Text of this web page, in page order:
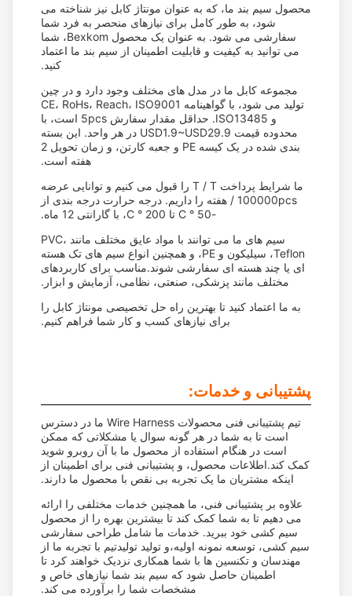
محصول سیم بند ما، که به عنوان مونتاژ کابل نیز شناخته می
شود، به طور کامل برای نیازهای منحصر به فرد شما
سفارشی می شود. به عنوان یک محصول Bexkom، شما
می توانید به کیفیت و قابلیت اطمینان از سیم بند ما اعتماد
مجموعه کابل ما در مدل های مختلف وجود دارد و در چین
تولید می شود، با گواهینامه CE، RoHs، Reach، ISO9001
و ISO13485. حداقل مقدار سفارش 5pcs است، با
محدوده قیمت USD1.9~USD29.9 در هر واحد. این بسته
بندی شده در یک کیسه PE و جعبه کارتن، و زمان تحویل 2
هفته است.
ما شرایط پرداخت T / T را قبول می کنیم و توانایی عرضه
100000pcs / هفته را داریم. درجه حرارت درجه بندی از
سیم های ما می توانند با مواد عایق مختلف مانند PVC،
Teflon، سیلیکون و PE، و همچنین انواع سیم های تک هسته
ای یا چند هسته ای سفارشی شوند.مناسب برای کاربردهای
مختلف مانند پزشکی، صنعتی، نظامی، آزمایش و ابزار.
به ما اعتماد کنید تا بهترین راه حل تخصیصی مونتاژ کابل را
برای نیازهای کسب و کار شما فراهم کنیم.
پشتیبانی و خدمات:
تیم پشتیبانی فنی محصولات Wire Harness ما در دسترس
است تا به شما در هر گونه سوال یا مشکلاتی که ممکن
است در هنگام استفاده از محصول ما با آن روبرو شوید
کمک کند.اطلاعات محصول، و پشتیبانی فنی برای اطمینان از
اینکه مشتریان ما یک تجربه بی نقص با محصول ما دارند.
علاوه بر پشتیبانی فنی، ما همچنین خدمات مختلفی را ارائه
می دهیم تا به شما کمک کند تا بیشترین بهره را از محصول
سیم کشی خود ببرید. خدمات ما شامل طراحی سفارشی
سیم کشی، توسعه نمونه اولیه،و تولید تولیدتیم با تجربه ما از
مهندسان و تکنسین ها با شما همکاری نزدیک خواهند کرد تا
اطمینان حاصل شود که سیم بند شما نیازهای خاص و
مشخصات شما را برآورده می کند.